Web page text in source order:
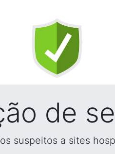
de
suspeitos a sites